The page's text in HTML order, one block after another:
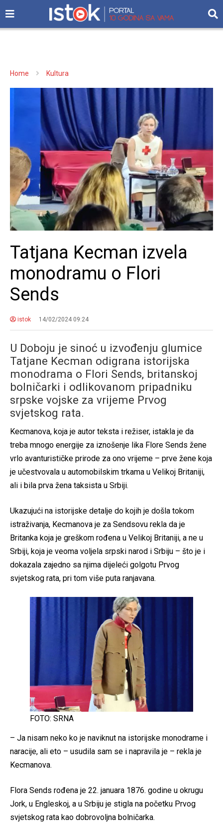
Home Kultura
Tatjana Kecman izvela
monodramu o Flori
Sends
istok 14/02/2024 09:24
U Doboju je sinoć u izvođenju glumice
Tatjane Kecman odigrana istorijska
monodrama o Flori Sends, britanskoj
bolničarki i odlikovanom pripadniku
srpske vojske za vrijeme Prvog
svjetskog rata.
Kecmanova, koja je autor teksta i režiser, istakla je da
treba mnogo energije za iznošenje lika Flore Sends žene
vrlo avanturističke prirode za ono vrijeme – prve žene koja
je učestvovala u automobilskim trkama u Velikoj Britaniji,
ali i bila prva žena taksista u Srbiji.
Ukazujući na istorijske detalje do kojih je došla tokom
istraživanja, Kecmanova je za Sendsovu rekla da je
Britanka koja je greškom rođena u Velikoj Britaniji, a ne u
Srbiji, koja je veoma voljela srpski narod i Srbiju – što je i
dokazala zajedno sa njima dijeleći golgotu Prvog
svjetskog rata, pri tom više puta ranjavana.
FOTO: SRNA
– Ja nisam neko ko je naviknut na istorijske monodrame i
naracije, ali eto – usudila sam se i napravila je – rekla je
Kecmanova.
Flora Sends rođena je 22. januara 1876. godine u okrugu
Jork, u Engleskoj, a u Srbiju je stigla na početku Prvog
svjetskog rata kao dobrovoljna bolničarka.